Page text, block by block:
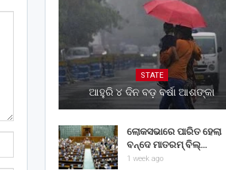
STATE
ଆହୁରି ୪ ଦିନ ବଡ଼ ବର୍ଷା ଆଶଙ୍କା
ଲୋକସଭାରେ ପାରିତ ହେଲା
ବନ୍ଦେ ମାତରମ୍‌ ବିଲ୍‌…
1 week ago